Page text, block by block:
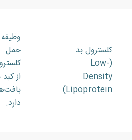
کلسترول بد
(Low-
Density
Lipoprotein)
وظیفه
حمل
از
دارد.